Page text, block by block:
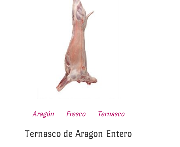
Aragón Fresco Ternasco
Ternasco de Aragon Entero